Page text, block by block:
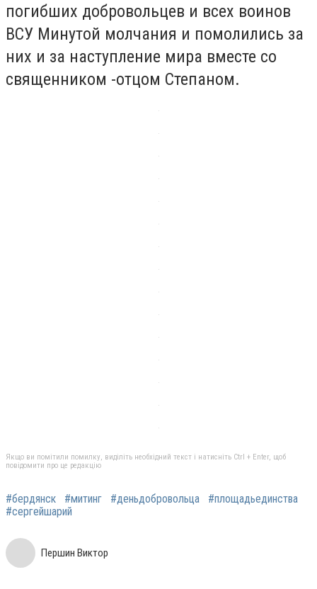
погибших добровольцев и всех воинов
ВСУ Минутой молчания и помолились за
них и за наступление мира вместе со
священником -отцом Степаном.
Якщо ви помітили помилку, виділіть необхідний текст і натисніть Ctrl + Enter, щоб
повідомити про це редакцію
#бердянск #митинг #деньдобровольца
#площадьединства
#сергейшарий
Першин Виктор